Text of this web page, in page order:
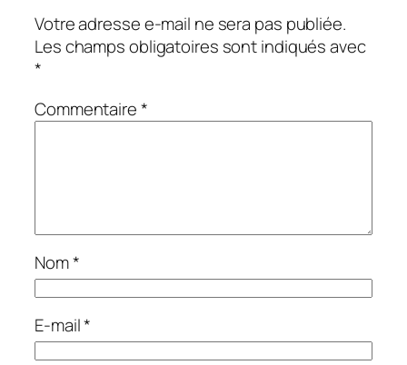
Votre adresse e-mail ne sera pas publiée.
Les champs obligatoires sont indiqués avec
*
Commentaire*
Nom*
E-mail*